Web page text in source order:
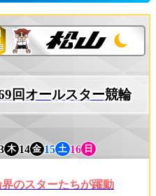
回オールスター競輪
木 14 金 15 土 16 日
のスターたちが躍動